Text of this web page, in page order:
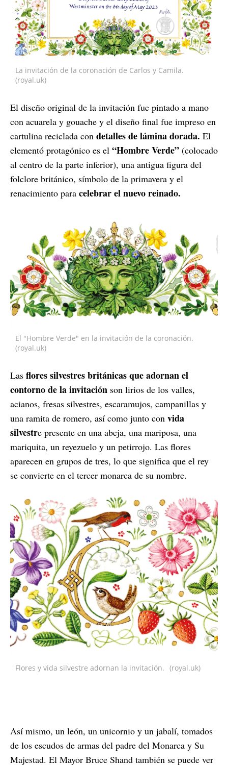
La invitación de la coronación de Carlos y Camila.
(royal.uk)
El diseño original de la invitación fue pintado a mano
con acuarela y gouache y el diseño final fue impreso en
cartulina reciclada con detalles de lámina dorada. El
elementó protagónico es el “Hombre Verde” (colocado
al centro de la parte inferior), una antigua figura del
folclore británico, símbolo de la primavera y el
renacimiento para celebrar el nuevo reinado.
El "Hombre Verde" en la invitación de la coronación.
(royal.uk)
Las flores silvestres británicas que adornan el
contorno de la invitación son lirios de los valles,
acianos, fresas silvestres, escaramujos, campanillas y
una ramita de romero, así como junto con vida
silvestre presente en una abeja, una mariposa, una
mariquita, un reyezuelo y un petirrojo. Las flores
aparecen en grupos de tres, lo que significa que el rey
se convierte en el tercer monarca de su nombre.
Flores y vida silvestre adornan la invitación. (royal.uk)
Así mismo, un león, un unicornio y un jabalí, tomados
de los escudos de armas del padre del Monarca y Su
Majestad. El Mayor Bruce Shand también se puede ver